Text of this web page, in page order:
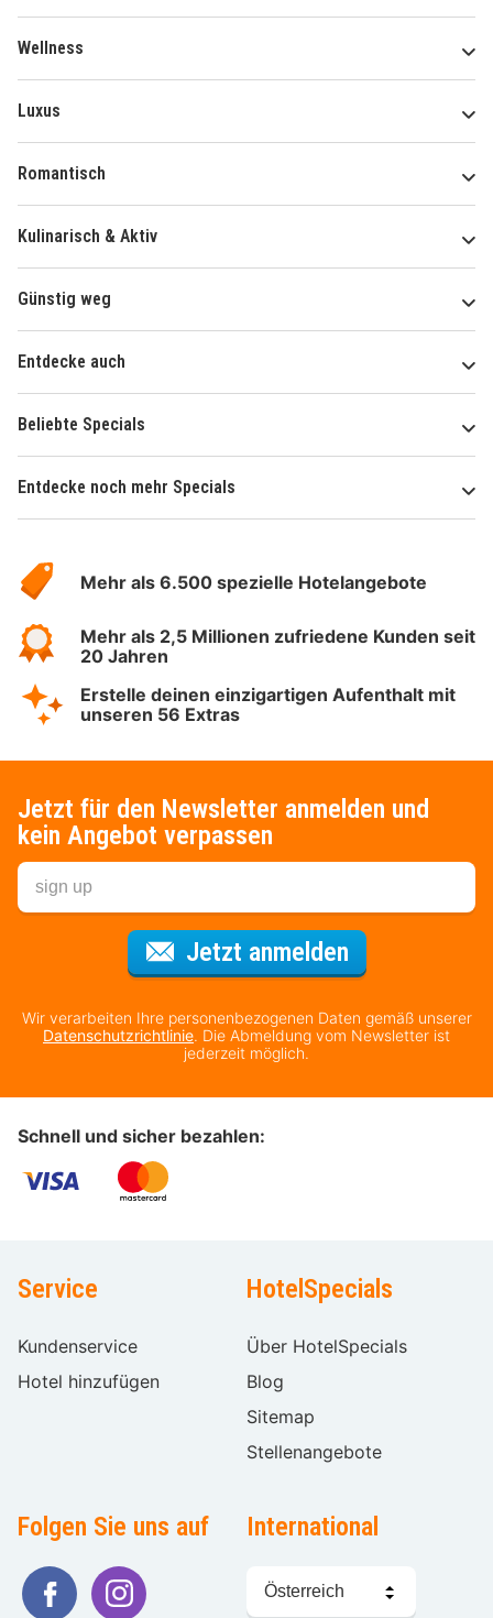
Wellness
Luxus
Romantisch
Kulinarisch & Aktiv
Günstig weg
Entdecke auch
Beliebte Specials
Entdecke noch mehr Specials
Hotelspecials
Mehr als 6.500 spezielle Hotelangebote
Mehr als 2,5 Millionen zufriedene Kunden seit
20 Jahren
Erstelle deinen einzigartigen Aufenthalt mit
unseren 56 Extras
Jetzt für den Newsletter anmelden und
kein Angebot verpassen
Jetzt anmeldenFür den
Wir verarbeiten Ihre personenbezogenen Daten gemäß unserer
Datenschutzrichtlinie. Die Abmeldung vom Newsletter ist
jederzeit möglich.
Schnell und sicher bezahlen:
Service
Kundenservice
Hotel hinzufügen
HotelSpecials
Über HotelSpecials
Blog
Sitemap
Stellenangebote
Folgen Sie uns auf International
Sprache
wählen